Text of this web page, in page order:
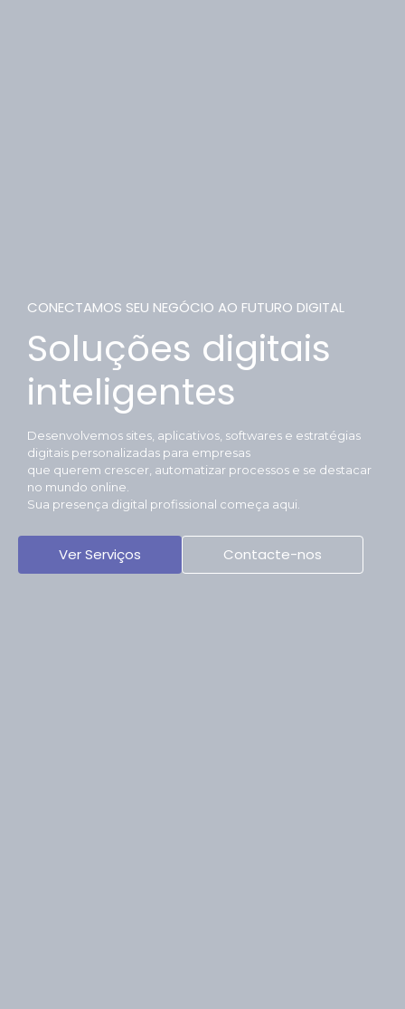
CONECTAMOS SEU NEGÓCIO AO FUTURO DIGITAL
Soluções digitais
inteligentes
Desenvolvemos sites, aplicativos, softwares e estratégias
digitais personalizadas para empresas
que querem crescer, automatizar processos e se destacar
no mundo online.
Sua presença digital profissional começa aqui.
Ver Serviços Contacte-nos